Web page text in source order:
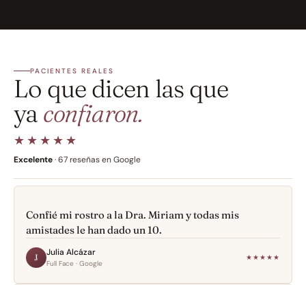
PACIENTES REALES
Lo que dicen las que
ya confiaron.
★★★★★
Excelente · 67 reseñas en Google
Confié mi rostro a la Dra. Miriam y todas mis
amistades le han dado un 10.
J Julia Alcázar
Full Face · Google
★★★★★